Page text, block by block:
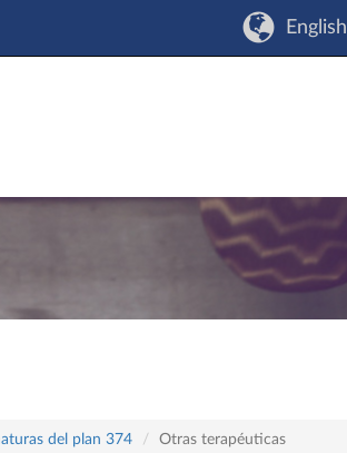
English
del plan 374 Otras terapéuticas